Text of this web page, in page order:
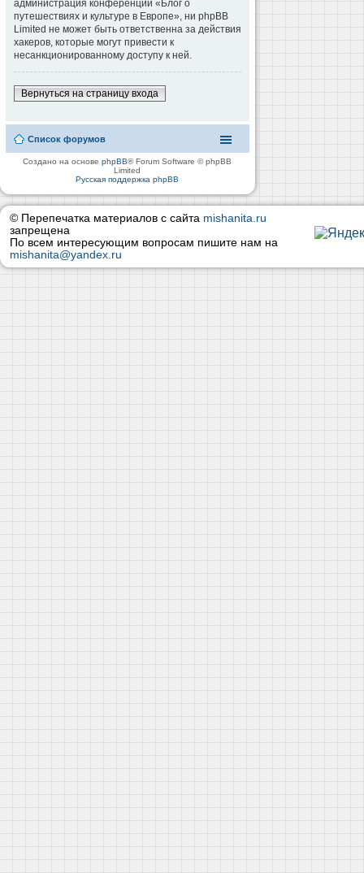
администрация конференции «Блог о
путешествиях и культуре в Европе», ни phpBB
Limited не может быть ответственна за действия
хакеров, которые могут привести к
несанкционированному доступу к ней.
Вернуться на страницу входа
Список форумов
Создано на основеphpBB® Forum Software © phpBB
Limited
Русская поддержка phpBB
© Перепечатка материалов с сайта mishanita.ru
запрещена
По всем интересующим вопросам пишите нам на
mishanita@yandex.ru